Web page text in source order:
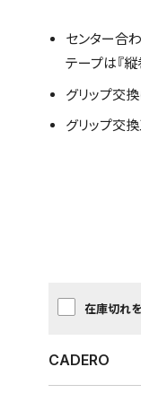
センター合
テープは『
グリップ交
グリップ交
在庫切れ
CADERO